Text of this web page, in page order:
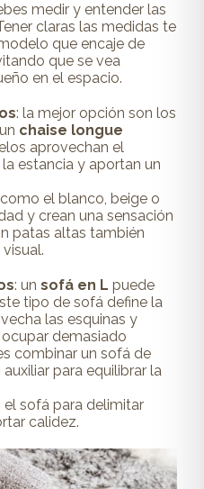
medir y entender las
claras las medidas te
que encaje de
que se vea
en el espacio.
: la mejor opción son los
chaise longue
aprovechan el
estancia y aportan un
el blanco, beige o
y crean una sensación
patas altas también
: un sofá en L puede
tipo de sofá define la
las esquinas y
demasiado
combinar un sofá de
para equilibrar la
sofá para delimitar
calidez.